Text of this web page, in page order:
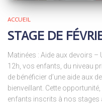
ACCUEIL
STAGE DE
Matinées : Aide aux devoirs –
12h, vos enfants, du niveau
de bénéficier d’une aide aux
bienveillant. Cette
enfants inscrits à nos stages